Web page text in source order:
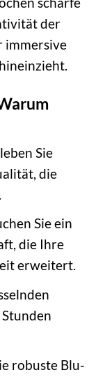
der
immersive
Sie
die
Sie ein
die Ihre
erweitert.
robuste Blu-